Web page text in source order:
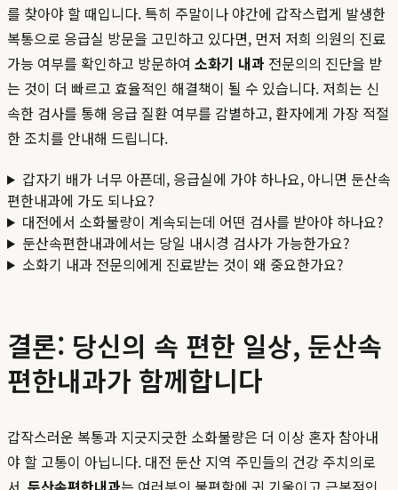
를 찾아야 할 때입니다. 특히 주말이나 야간에 갑작스럽게 발생한
복통으로 응급실 방문을 고민하고 있다면, 먼저 저희 의원의 진료
가능 여부를 확인하고 방문하여 소화기 내과 전문의의 진단을 받
는 것이 더 빠르고 효율적인 해결책이 될 수 있습니다. 저희는 신
속한 검사를 통해 응급 질환 여부를 감별하고, 환자에게 가장 적절
한 조치를 안내해 드립니다.
갑자기 배가 너무 아픈데, 응급실에 가야 하나요, 아니면 둔산속
편한내과에 가도 되나요?
대전에서 소화불량이 계속되는데 어떤 검사를 받아야 하나요?
둔산속편한내과에서는 당일 내시경 검사가 가능한가요?
소화기 내과 전문의에게 진료받는 것이 왜 중요한가요?
결론: 당신의 속 편한 일상, 둔산속
편한내과가 함께합니다
갑작스러운 복통과 지긋지긋한 소화불량은 더 이상 혼자 참아내
야 할 고통이 아닙니다. 대전 둔산 지역 주민들의 건강 주치의로